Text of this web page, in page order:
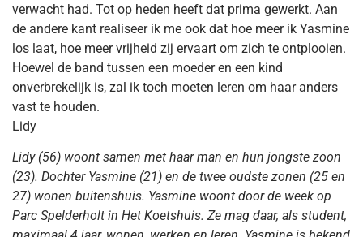
verwacht had. Tot op heden heeft dat prima gewerkt. Aan
de andere kant realiseer ik me ook dat hoe meer ik Yasmine
los laat, hoe meer vrijheid zij ervaart om zich te ontplooien.
Hoewel de band tussen een moeder en een kind
onverbrekelijk is, zal ik toch moeten leren om haar anders
vast te houden.
Lidy
Lidy (56) woont samen met haar man en hun jongste zoon
(23). Dochter Yasmine (21) en de twee oudste zonen (25 en
27) wonen buitenshuis. Yasmine woont door de week op
Parc Spelderholt in Het Koetshuis. Ze mag daar, als student,